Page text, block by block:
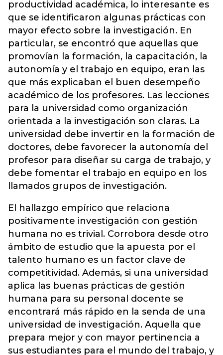
productividad académica, lo interesante es
que se identificaron algunas prácticas con
mayor efecto sobre la investigación. En
particular, se encontró que aquellas que
promovían la formación, la capacitación, la
autonomía y el trabajo en equipo, eran las
que más explicaban el buen desempeño
académico de los profesores. Las lecciones
para la universidad como organización
orientada a la investigación son claras. La
universidad debe invertir en la formación de
doctores, debe favorecer la autonomía del
profesor para diseñar su carga de trabajo, y
debe fomentar el trabajo en equipo en los
llamados grupos de investigación.
El hallazgo empírico que relaciona
positivamente investigación con gestión
humana no es trivial. Corrobora desde otro
ámbito de estudio que la apuesta por el
talento humano es un factor clave de
competitividad. Además, si una universidad
aplica las buenas prácticas de gestión
humana para su personal docente se
encontrará más rápido en la senda de una
universidad de investigación. Aquella que
prepara mejor y con mayor pertinencia a
sus estudiantes para el mundo del trabajo, y